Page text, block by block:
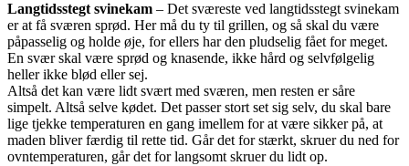
Langtidsstegt svinekam – Det sværeste ved langtidsstegt svinekam
er at få sværen sprød. Her må du ty til grillen, og så skal du være
påpasselig og holde øje, for ellers har den pludselig fået for meget.
En svær skal være sprød og knasende, ikke hård og selvfølgelig
heller ikke blød eller sej.
Altså det kan være lidt svært med sværen, men resten er såre
simpelt. Altså selve kødet. Det passer stort set sig selv, du skal bare
lige tjekke temperaturen en gang imellem for at være sikker på, at
maden bliver færdig til rette tid. Går det for stærkt, skruer du ned for
ovntemperaturen, går det for langsomt skruer du lidt op.